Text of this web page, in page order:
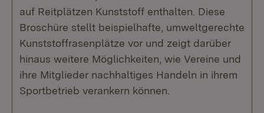
auf Reitplätzen Kunststoff enthalten. Diese
Broschüre stellt beispielhafte, umweltgerechte
Kunststoffrasenplätze vor und zeigt darüber
hinaus weitere Möglichkeiten, wie Vereine und
ihre Mitglieder nachhaltiges Handeln in ihrem
Sportbetrieb verankern können.